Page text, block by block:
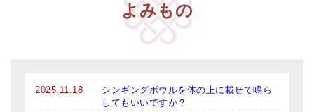
お得なアマナマナ・セット
特大シンギングボウル・特殊柄
アマナマナのティンシャ
よみもの
2025.11.18
シンギングボウルを体の上に載せて鳴ら
してもいいですか？